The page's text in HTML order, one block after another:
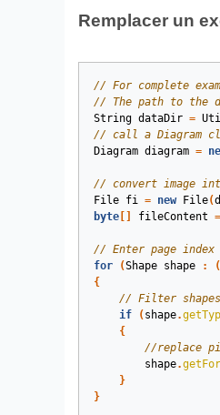
Remplacer un
// For complete
// The path to the
String dataDir =
// call a Diagram
Diagram diagram =
// convert
File
fi = new File(
byte[] fileContent =
// Enter page
for
(Shape shape : (
{
// Filter
if
( shape.
{
//replace
shape.
}
}